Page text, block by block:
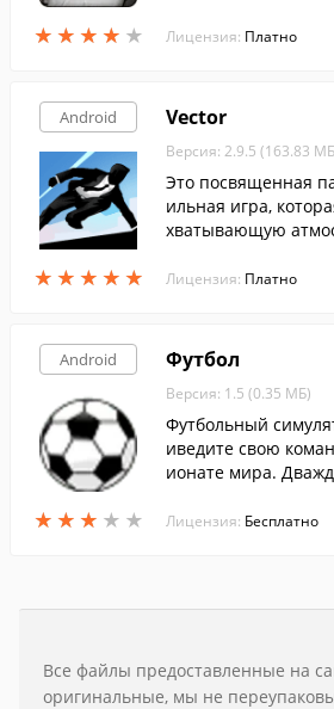
★ ★ ★ ★ ★
★ ★ ★ ★ ★ Лицензия: Платно
Android
★ ★ ★ ★ ★
★ ★ ★ ★ ★
Vector
Версия: 2.9.5 (163.83
Это посвященная
ильная игра,
хватывающую
Лицензия: Платно
Android
★ ★ ★ ★ ★
★ ★ ★ ★ ★
Футбол
Версия: 1.5 (0.35 МБ)
Футбольный
иведите свою
ионате мира.
Лицензия: Бесплатно
Все файлы предоставленные на
оригинальные, мы не